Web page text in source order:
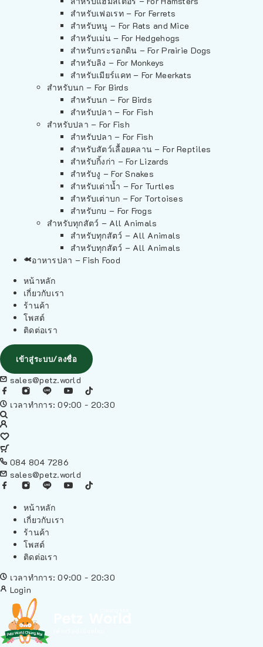
สำหรับเฟอเรท – For Ferrets
สำหรับหนู – For Rats and Mice
สำหรับเม่น – For Hedgehogs
สำหรับกระรอกดิน – For Prairie Dogs
สำหรับลิง – For Monkeys
สำหรับเมียร์แคท – For Meerkats
สำหรับนก – For Birds
สำหรับนก – For Birds
สำหรับปลา – For Fish
สำหรับปลา – For Fish
สำหรับปลา – For Fish
สำหรับสัตว์เลื้อยคลาน – For Reptiles
สำหรับกิ้งก่า – For Lizards
สำหรับงู – For Snakes
สำหรับเต่าน้ำ – For Turtles
สำหรับเต่าบก – For Tortoises
สำหรับกบ – For Frogs
สำหรับทุกสัตว์ – All Animals
สำหรับทุกสัตว์ – All Animals
สำหรับทุกสัตว์ – All Animals
อาหารปลา – Fish Food
หน้าหลัก
เกี่ยวกับเรา
ร้านค้า
โพสต์
ติดต่อเรา
เข้าสู่ระบบ/ลงชื่อ
sales@petz.world
เวลาทำการ: 09:00 - 20:30
084 804 7286
sales@petz.world
หน้าหลัก
เกี่ยวกับเรา
ร้านค้า
โพสต์
ติดต่อเรา
เวลาทำการ: 09:00 - 20:30
Login